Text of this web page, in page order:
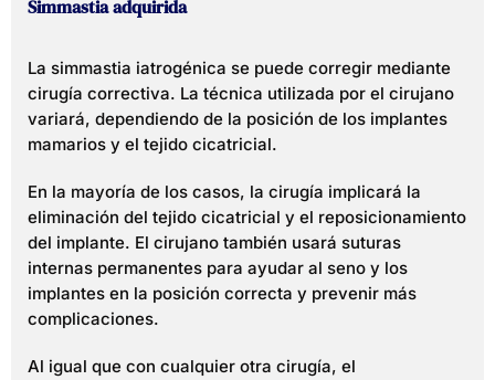
Simmastia adquirida
La simmastia iatrogénica se puede corregir mediante
cirugía correctiva. La técnica utilizada por el cirujano
variará, dependiendo de la posición de los implantes
mamarios y el tejido cicatricial.
En la mayoría de los casos, la cirugía implicará la
eliminación del tejido cicatricial y el reposicionamiento
del implante. El cirujano también usará suturas
internas permanentes para ayudar al seno y los
implantes en la posición correcta y prevenir más
complicaciones.
Al igual que con cualquier otra cirugía, el